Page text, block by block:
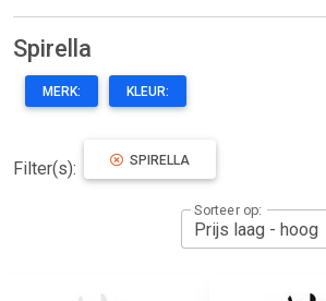
Spirella
MERK: KLEUR:
Filter(s): SPIRELLA
Sorteer op: